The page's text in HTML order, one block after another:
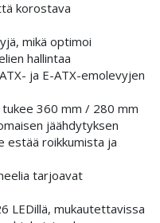
korostava
mikä optimoi
hallintaa
ja E-ATX-emolevyjen
360 mm / 280 mm
jäähdytyksen
estää roikkumista ja
tarjoavat
LEDillä, mukautettavissa